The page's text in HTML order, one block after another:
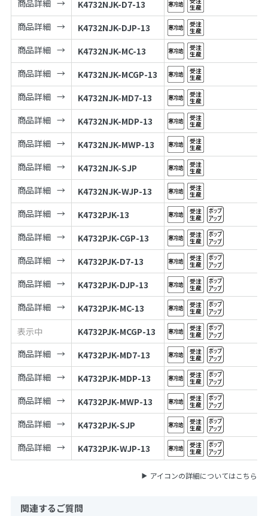
商品詳細
K4732NJK-D7-13
商品詳細
K4732NJK-DJP-13
商品詳細
K4732NJK-MC-13
商品詳細
K4732NJK-MCGP-13
商品詳細
K4732NJK-MD7-13
商品詳細
K4732NJK-MDP-13
商品詳細
K4732NJK-MWP-13
商品詳細
K4732NJK-SJP
商品詳細
K4732NJK-WJP-13
商品詳細
K4732PJK-13
商品詳細
K4732PJK-CGP-13
商品詳細
K4732PJK-D7-13
商品詳細
K4732PJK-DJP-13
商品詳細
K4732PJK-MC-13
表示中
K4732PJK-MCGP-13
商品詳細
K4732PJK-MD7-13
商品詳細
K4732PJK-MDP-13
商品詳細
K4732PJK-MWP-13
商品詳細
K4732PJK-SJP
商品詳細
K4732PJK-WJP-13
アイコンの詳細についてはこちら
関連するご質問